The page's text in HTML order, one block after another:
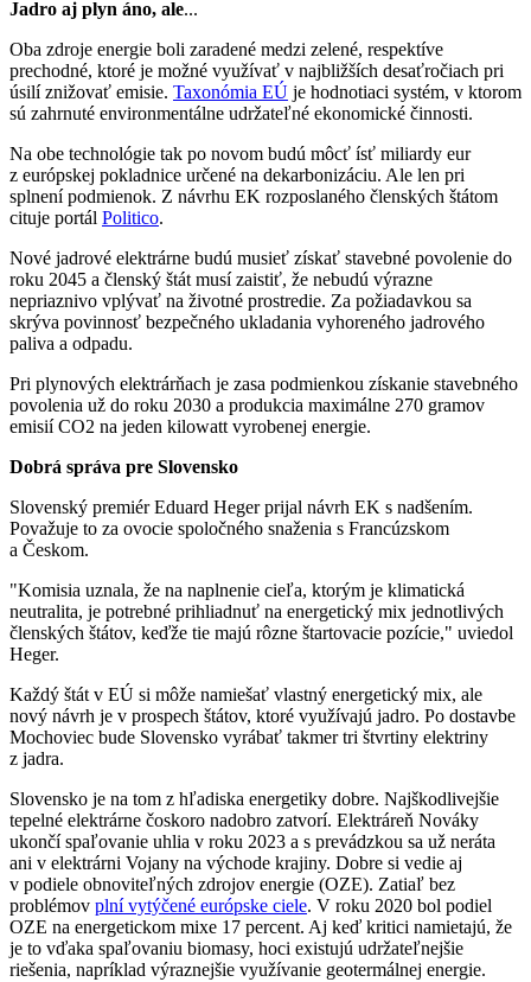
Jadro aj plyn áno, ale...
Oba zdroje energie boli zaradené medzi zelené, respektíve
prechodné, ktoré je možné využívať v najbližších desaťročiach pri
úsilí znižovať emisie. Taxonómia EÚ je hodnotiaci systém, v ktorom
sú zahrnuté environmentálne udržateľné ekonomické činnosti.
Na obe technológie tak po novom budú môcť ísť miliardy eur
z európskej pokladnice určené na dekarbonizáciu. Ale len pri
splnení podmienok. Z návrhu EK rozposlaného členských štátom
cituje portál Politico.
Nové jadrové elektrárne budú musieť získať stavebné povolenie do
roku 2045 a členský štát musí zaistiť, že nebudú výrazne
nepriaznivo vplývať na životné prostredie. Za požiadavkou sa
skrýva povinnosť bezpečného ukladania vyhoreného jadrového
paliva a odpadu.
Pri plynových elektrárňach je zasa podmienkou získanie stavebného
povolenia už do roku 2030 a produkcia maximálne 270 gramov
emisií CO2 na jeden kilowatt vyrobenej energie.
Dobrá správa pre Slovensko
Slovenský premiér Eduard Heger prijal návrh EK s nadšením.
Považuje to za ovocie spoločného snaženia s Francúzskom
a Českom.
"Komisia uznala, že na naplnenie cieľa, ktorým je klimatická
neutralita, je potrebné prihliadnuť na energetický mix jednotlivých
členských štátov, keďže tie majú rôzne štartovacie pozície," uviedol
Heger.
Každý štát v EÚ si môže namiešať vlastný energetický mix, ale
nový návrh je v prospech štátov, ktoré využívajú jadro. Po dostavbe
Mochoviec bude Slovensko vyrábať takmer tri štvrtiny elektriny
z jadra.
Slovensko je na tom z hľadiska energetiky dobre. Najškodlivejšie
tepelné elektrárne čoskoro nadobro zatvorí. Elektráreň Nováky
ukončí spaľovanie uhlia v roku 2023 a s prevádzkou sa už neráta
ani v elektrárni Vojany na východe krajiny. Dobre si vedie aj
v podiele obnoviteľných zdrojov energie (OZE). Zatiaľ bez
problémov plní vytýčené európske ciele. V roku 2020 bol podiel
OZE na energetickom mixe 17 percent. Aj keď kritici namietajú, že
je to vďaka spaľovaniu biomasy, hoci existujú udržateľnejšie
riešenia, napríklad výraznejšie využívanie geotermálnej energie.